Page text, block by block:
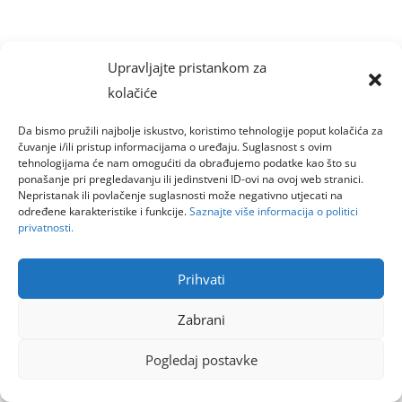
Upravljajte pristankom za
kolačiće
Da bismo pružili najbolje iskustvo, koristimo tehnologije poput kolačića za
čuvanje i/ili pristup informacijama o uređaju. Suglasnost s ovim
tehnologijama će nam omogućiti da obrađujemo podatke kao što su
ponašanje pri pregledavanju ili jedinstveni ID-ovi na ovoj web stranici.
Nepristanak ili povlačenje suglasnosti može negativno utjecati na
određene karakteristike i funkcije.Saznajte više informacija o politici
privatnosti.
Prihvati
Zabrani
Pogledaj postavke